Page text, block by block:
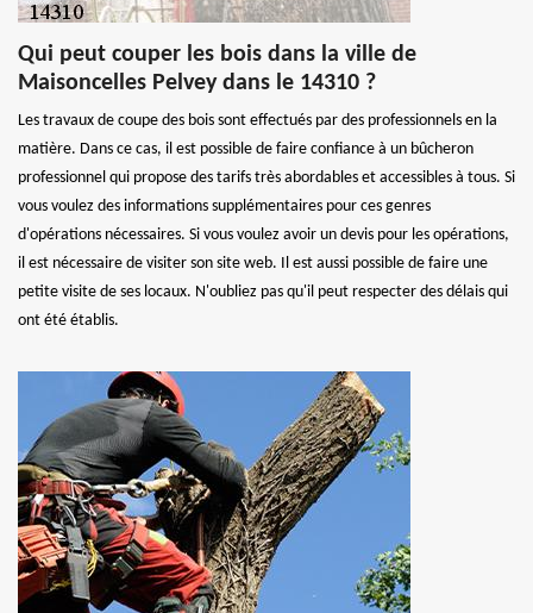
Qui peut couper les bois dans la ville de
Maisoncelles Pelvey dans le 14310 ?
Les travaux de coupe des bois sont effectués par des professionnels en la
matière. Dans ce cas, il est possible de faire confiance à un bûcheron
professionnel qui propose des tarifs très abordables et accessibles à tous. Si
vous voulez des informations supplémentaires pour ces genres
d'opérations nécessaires. Si vous voulez avoir un devis pour les opérations,
il est nécessaire de visiter son site web. Il est aussi possible de faire une
petite visite de ses locaux. N'oubliez pas qu'il peut respecter des délais qui
ont été établis.